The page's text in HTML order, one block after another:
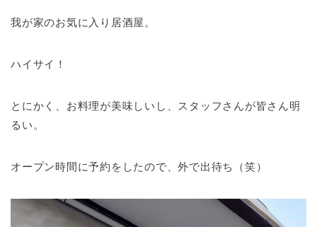
我が家のお気に入り居酒屋。
ハイサイ！
とにかく、お料理が美味しいし、スタッフさんが皆さん明
るい。
オープン時間に予約をしたので、外で出待ち（笑）